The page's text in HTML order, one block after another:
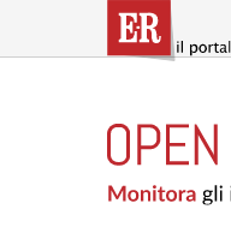
contenuto
RICOSTRUZIONE
PUBBLICA